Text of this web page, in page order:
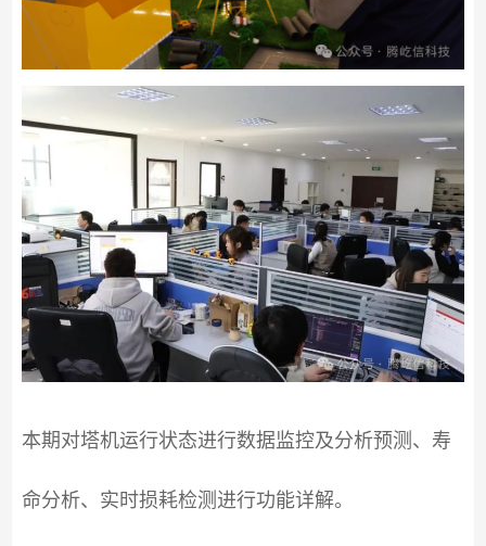
本期对塔机运行状态进行数据监控及分析预测、寿
命分析、实时损耗检测进行功能详解。